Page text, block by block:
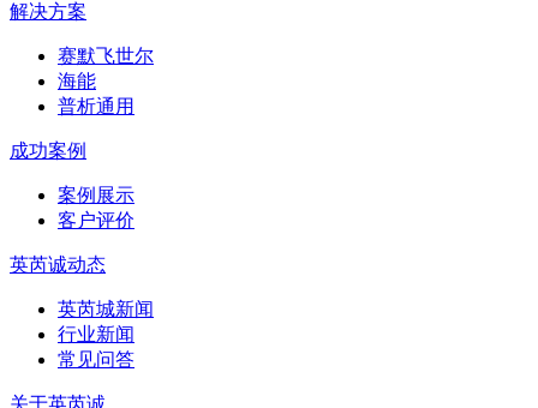
解决方案
赛默飞世尔
海能
普析通用
成功案例
案例展示
客户评价
英芮诚动态
英芮城新闻
行业新闻
常见问答
关于英芮诚